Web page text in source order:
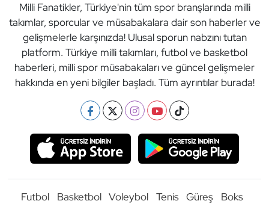
Milli Fanatikler, Türkiye'nin tüm spor branşlarında milli
takımlar, sporcular ve müsabakalara dair son haberler ve
gelişmelerle karşınızda! Ulusal sporun nabzını tutan
platform. Türkiye milli takımları, futbol ve basketbol
haberleri, milli spor müsabakaları ve güncel gelişmeler
hakkında en yeni bilgiler başladı. Tüm ayrıntılar burada!
Futbol Basketbol Voleybol Tenis Güreş
Boks